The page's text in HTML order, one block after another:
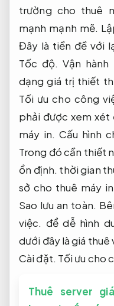
trường cho thuê
mạnh mạnh mẽ.
Đây là tiền đề với
Tốc độ. Vận hành
dạng giá trị thiết
Tối ưu cho công
phải được xem xét
máy in. Cấu hình
Trong đó cần thiết
ổn định. thời gian
sở cho thuê máy
Sao lưu an toàn.
việc. để dễ hình
dưới đây là giá thuê
Cài đặt. Tối ưu cho
Thuê server